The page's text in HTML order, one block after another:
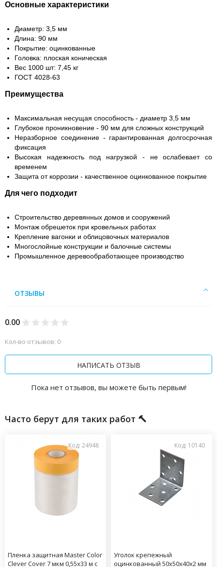
Основные характеристики
Диаметр: 3,5 мм
Длина: 90 мм
Покрытие: оцинкованные
Головка: плоская коническая
Вес 1000 шт: 7,45 кг
ГОСТ 4028-63
Преимущества
Максимальная несущая способность - диаметр 3,5 мм
Глубокое проникновение - 90 мм для сложных конструкций
Неразборное соединение - гарантированная долгосрочная
фиксация
Высокая надежность под нагрузкой - не ослабевает со
временем
Защита от коррозии - качественное оцинкованное покрытие
Для чего подходит
Строительство деревянных домов и сооружений
Монтаж обрешеток при кровельных работах
Крепление вагонки и облицовочных материалов
Многослойные конструкции и балочные системы
Промышленное деревообработающее производство
ОТЗЫВЫ
0.00
Кол-во отзывов: 0
НАПИСАТЬ ОТЗЫВ
Пока нет отзывов, вы можете быть первым!
Часто берут для таких работ 🔨
Код: 24948
Пленка защитная Master Color
Clever Cover 7 мкм 0,55х33 м с
Код: 10140
Уголок крепежный
оцинкованный 50х50х40х2 мм